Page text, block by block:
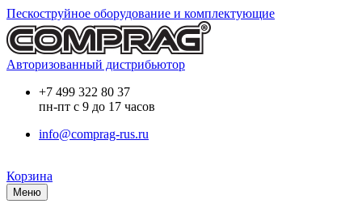
Пескоструйное оборудование и комплектующие
Авторизованный дистрибьютор
+7 499 322 80 37
пн-пт с 9 до 17 часов
info@comprag-rus.ru
Корзина
Меню